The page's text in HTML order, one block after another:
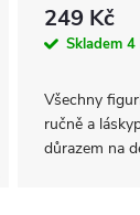
249 Kč
Skladem4
Všechny
ručně a
důrazem na
děti mohli